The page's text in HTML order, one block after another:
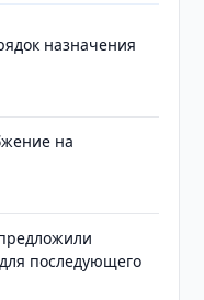
назначения
на
последующего